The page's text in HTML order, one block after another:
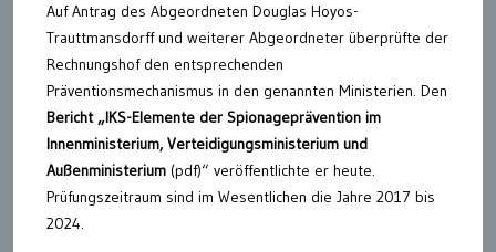
Auf Antrag des Abgeordneten Douglas Hoyos-
Trauttmansdorff und weiterer Abgeordneter überprüfte der
Rechnungshof den entsprechenden
Präventionsmechanismus in den genannten Ministerien. Den
Bericht „IKS-Elemente der Spionageprävention im
Innenministerium, Verteidigungsministerium und
Außenministerium (pdf)“ veröffentlichte er heute.
Prüfungszeitraum sind im Wesentlichen die Jahre 2017 bis
2024.